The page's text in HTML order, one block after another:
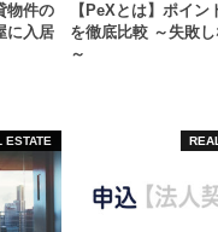
物件の
に入居
【PeXとは】ポイン
を徹底比較 ～失敗
～
ESTATE